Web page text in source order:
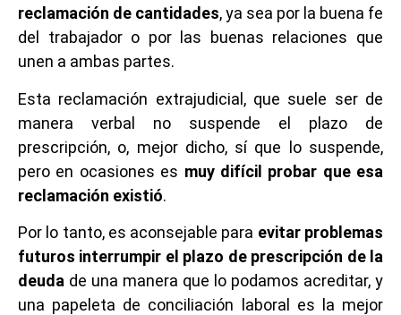
reclamación de cantidades, ya sea por la buena fe
del trabajador o por las buenas relaciones que
unen a ambas partes.
Esta reclamación extrajudicial, que suele ser de
manera verbal no suspende el plazo de
prescripción, o, mejor dicho, sí que lo suspende,
pero en ocasiones es muy difícil probar que esa
reclamación existió.
Por lo tanto, es aconsejable para evitar problemas
futuros interrumpir el plazo de prescripción de la
deuda de una manera que lo podamos acreditar, y
una papeleta de conciliación laboral es la mejor